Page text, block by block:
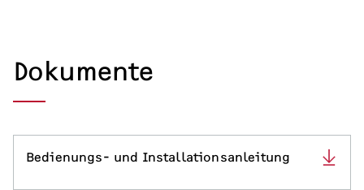
Dokumente
Bedienungs- und Installationsanleitung